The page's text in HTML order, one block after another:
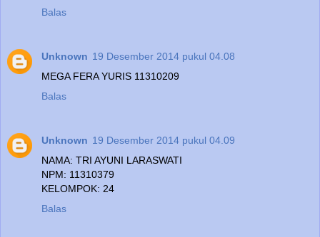
Balas
Unknown 19 Desember 2014 pukul 04.08
MEGA FERA YURIS 11310209
Balas
Unknown 19 Desember 2014 pukul 04.09
NAMA: TRI AYUNI LARASWATI
NPM: 11310379
KELOMPOK: 24
Balas